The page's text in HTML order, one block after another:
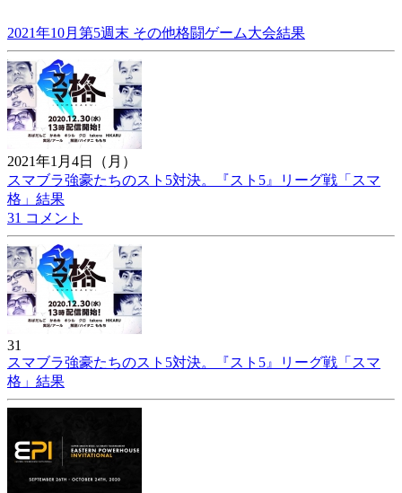
2021年10月第5週末 その他格闘ゲーム大会結果
2021年1月4日（月）
スマブラ強豪たちのスト5対決。『スト5』リーグ戦「スマ
格」結果
31 コメント
31
スマブラ強豪たちのスト5対決。『スト5』リーグ戦「スマ
格」結果